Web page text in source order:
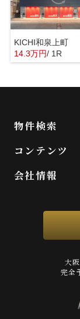
KICHI和泉上町
14.3万円/ 1R
物件検索
コンテンツ
会社情報
大
完全